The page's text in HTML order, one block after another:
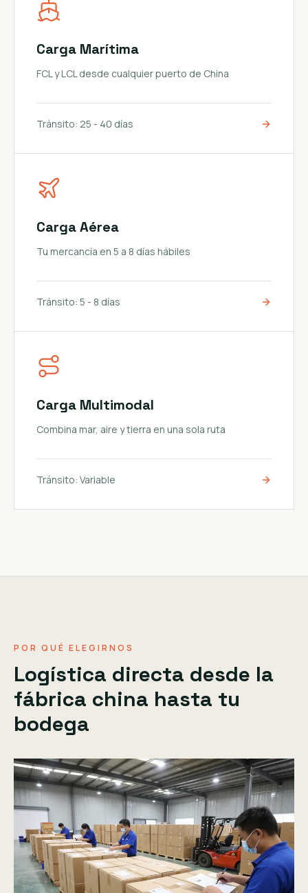
Carga Marítima
FCL y LCL desde cualquier puerto de China
Tránsito: 25 - 40 días
Carga Aérea
Tu mercancía en 5 a 8 días hábiles
Tránsito: 5 - 8 días
Carga Multimodal
Combina mar, aire y tierra en una sola ruta
Tránsito: Variable
POR QUÉ ELEGIRNOS
Logística directa desde la
fábrica china hasta tu
bodega